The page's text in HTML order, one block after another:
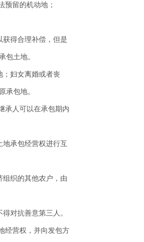
预留的机动地；
得合理补偿，但是
包土地。
；妇女离婚或者丧
承包地。
承人可以在承包期内
承包经营权进行互
织的其他农户，由
对抗善意第三人。
经营权，并向发包方